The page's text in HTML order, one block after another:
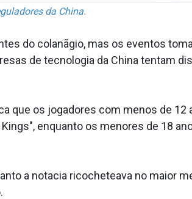
da China.
do colanãgio, mas os eventos
de tecnologia da China tentam
que os jogadores com menos de
enquanto os menores de 18
a nota­cia ricocheteava no maior